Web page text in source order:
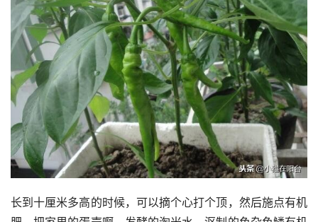
长到十厘米多高的时候，可以摘个心打个顶，然后施点有机